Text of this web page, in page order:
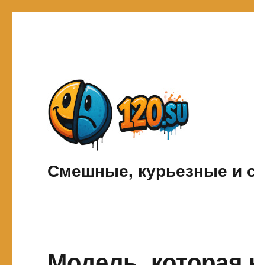
Смешные, курьезные и